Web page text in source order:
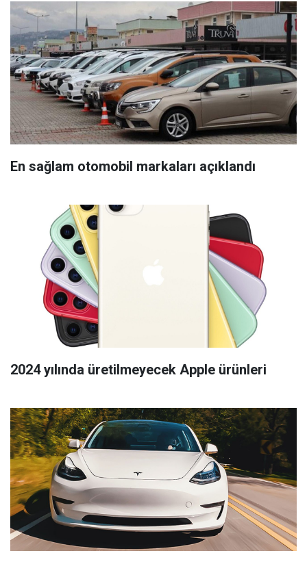
En sağlam otomobil markaları açıklandı
2024 yılında üretilmeyecek Apple ürünleri